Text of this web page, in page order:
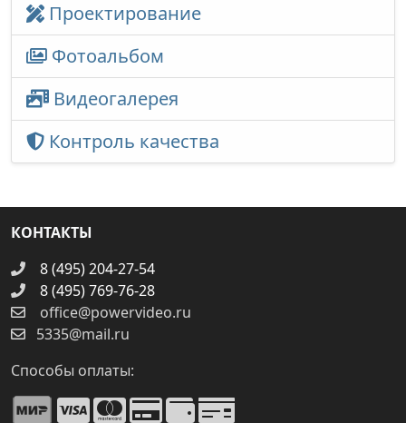
Проектирование
Фотоальбом
Видеогалерея
Контроль качества
КОНТАКТЫ
8 (495) 204-27-54
8 (495) 769-76-28
office@powervideo.ru
5335@mail.ru
Способы оплаты: